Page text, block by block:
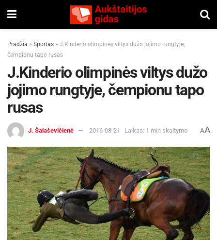
Pradžia » Sportas » J.Kinderio olimpinės viltys dužo jojimo rungtyje,
čempionu tapo rusas
J.Kinderio olimpinės viltys dužo
jojimo rungtyje, čempionu tapo
rusas
J. Šalaševičienė 2016-08-21 Laikas: 1 min skaitymo AA